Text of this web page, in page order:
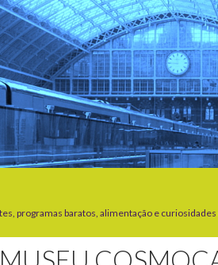
programas baratos, alimentação e curiosidades